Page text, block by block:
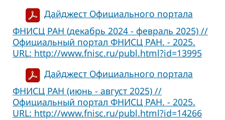
Дайджест Официального портала
ФНИСЦ РАН (декабрь 2024 - февраль 2025) //
Официальный портал ФНИСЦ РАН. - 2025.
URL: http://www.fnisc.ru/publ.html?id=13995
Дайджест Официального портала
ФНИСЦ РАН (июнь - август 2025) //
Официальный портал ФНИСЦ РАН. - 2025.
URL: http://www.fnisc.ru/publ.html?id=14266